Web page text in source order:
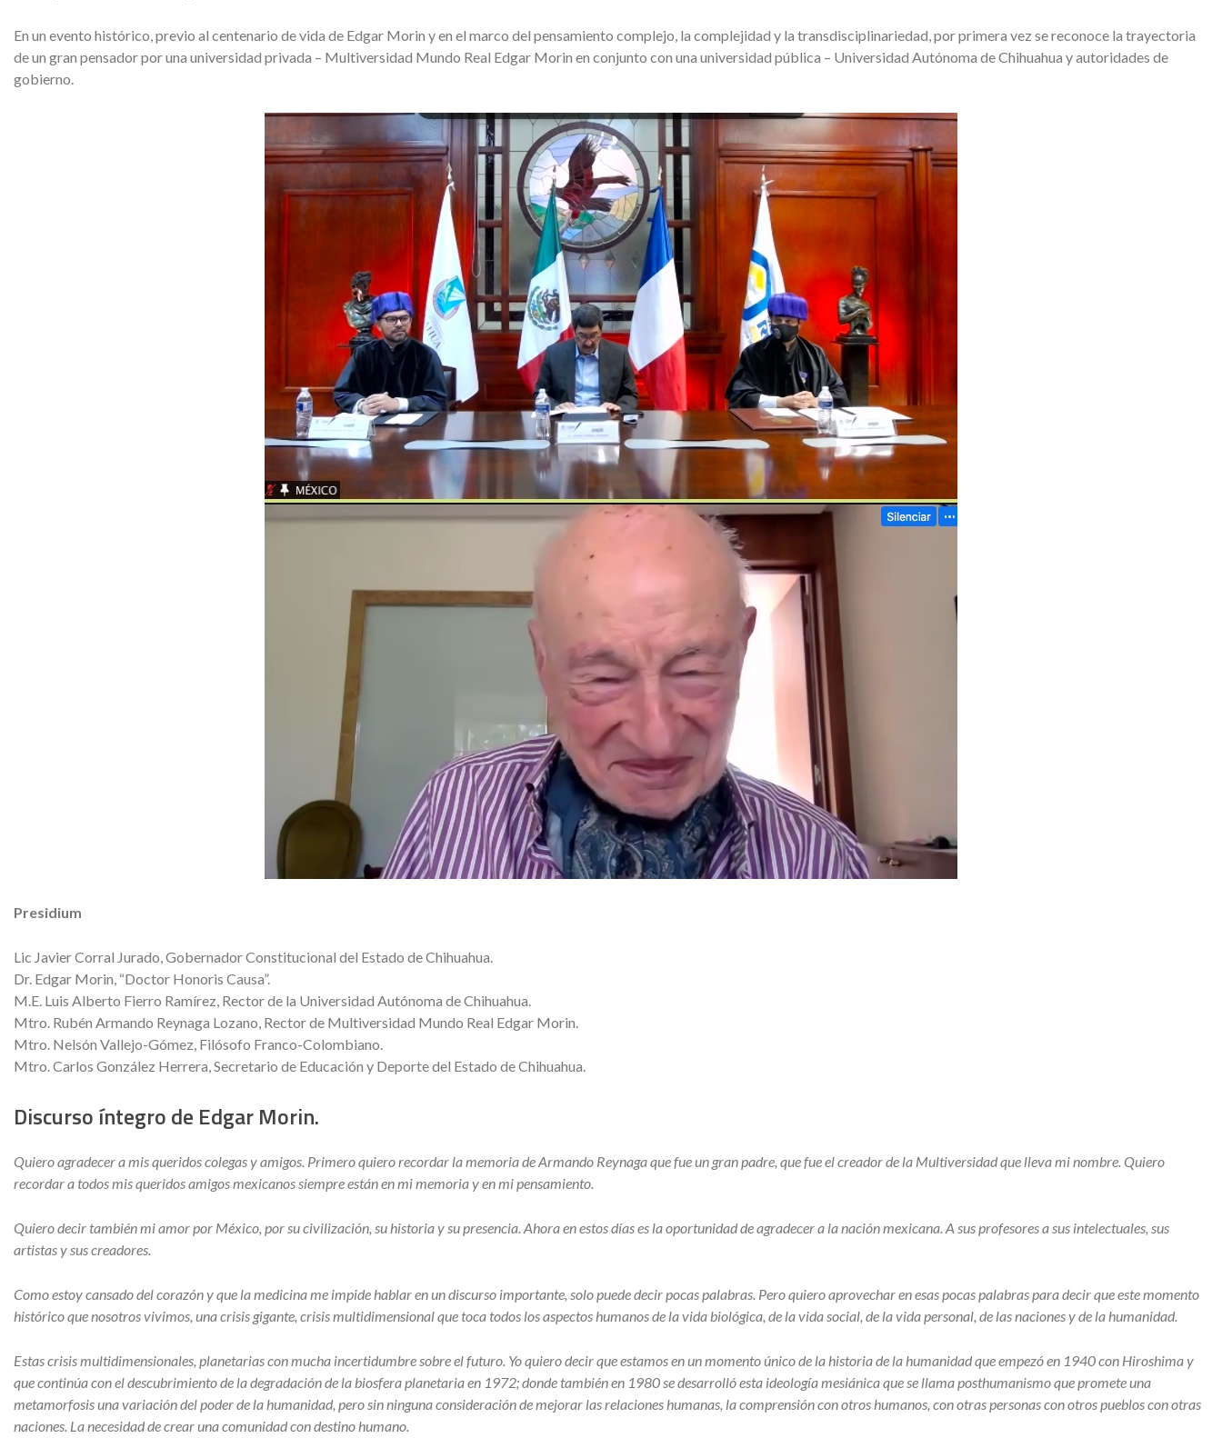
En un evento histórico, previo al centenario de vida de Edgar Morin y en el marco del pensamiento complejo, la complejidad y la transdisciplinariedad, por primera vez se reconoce la trayectoria
de un gran pensador por una universidad privada – Multiversidad Mundo Real Edgar Morin en conjunto con una universidad pública – Universidad Autónoma de Chihuahua y autoridades de
gobierno.
Presidium
Lic Javier Corral Jurado, Gobernador Constitucional del Estado de Chihuahua.
Dr. Edgar Morin, “Doctor Honoris Causa”.
M.E. Luis Alberto Fierro Ramírez, Rector de la Universidad Autónoma de Chihuahua.
Mtro. Rubén Armando Reynaga Lozano, Rector de Multiversidad Mundo Real Edgar Morin.
Mtro. Nelsón Vallejo-Gómez, Filósofo Franco-Colombiano.
Mtro. Carlos González Herrera, Secretario de Educación y Deporte del Estado de Chihuahua.
Discurso íntegro de Edgar Morin.
Quiero agradecer a mis queridos colegas y amigos. Primero quiero recordar la memoria de Armando Reynaga que fue un gran padre, que fue el creador de la Multiversidad que lleva mi nombre. Quiero
recordar a todos mis queridos amigos mexicanos siempre están en mi memoria y en mi pensamiento.
Quiero decir también mi amor por México, por su civilización, su historia y su presencia. Ahora en estos días es la oportunidad de agradecer a la nación mexicana. A sus profesores a sus intelectuales, sus
artistas y sus creadores.
Como estoy cansado del corazón y que la medicina me impide hablar en un discurso importante, solo puede decir pocas palabras. Pero quiero aprovechar en esas pocas palabras para decir que este momento
histórico que nosotros vivimos, una crisis gigante, crisis multidimensional que toca todos los aspectos humanos de la vida biológica, de la vida social, de la vida personal, de las naciones y de la humanidad.
Estas crisis multidimensionales, planetarias con mucha incertidumbre sobre el futuro. Yo quiero decir que estamos en un momento único de la historia de la humanidad que empezó en 1940 con Hiroshima y
que continúa con el descubrimiento de la degradación de la biosfera planetaria en 1972; donde también en 1980 se desarrolló esta ideología mesiánica que se llama posthumanismo que promete una
metamorfosis una variación del poder de la humanidad, pero sin ninguna consideración de mejorar las relaciones humanas, la comprensión con otros humanos, con otras personas con otros pueblos con otras
naciones. La necesidad de crear una comunidad con destino humano.